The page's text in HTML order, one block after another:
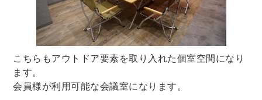
こちらもアウトドア要素を取り入れた個室空間になり
ます。
会員様が利用可能な会議室になります。